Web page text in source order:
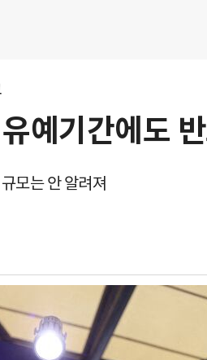
예기간에도
모는 안 알려져